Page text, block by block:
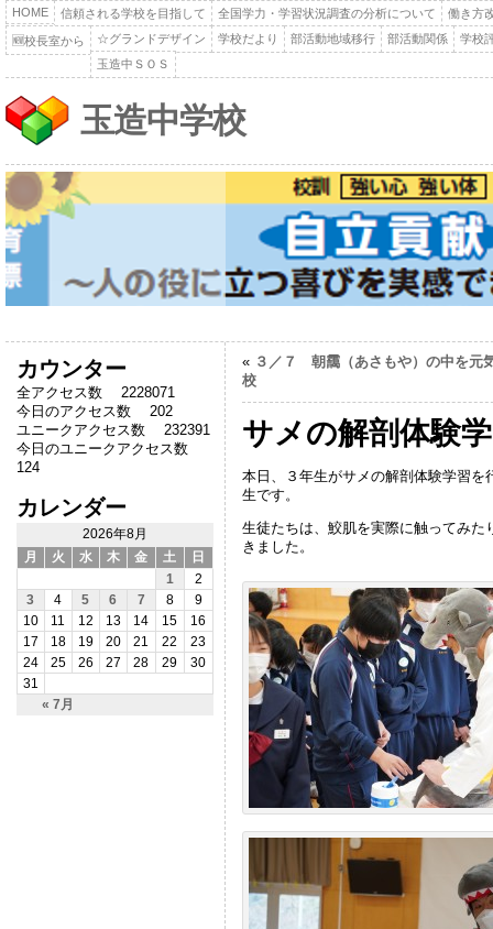
HOME 信頼される学校を目指して 全国学力・学習状況調査の分析について 働き方
🆕校長室から ☆グランドデザイン 学校だより 部活動地域移行 部活動関係
学校
玉造中ＳＯＳ
玉造中学校
カウンター
全アクセス数 2228071
今日のアクセス数 202
ユニークアクセス数 232391
今日のユニークアクセス数
124
カレンダー
2026年8月
月
火 水 木 金 土 日
« 7月
1
2
3
4 5 6 7 8
9
10
11 12 13 14 15
16
17
18 19 20 21 22
23
24
25 26 27 28 29
30
31
« ３／７ 朝靄（あさもや）の中を元
校
サメの解剖体験
本日、３年生がサメの解剖体験学習
生です。
生徒たちは、鮫肌を実際に触ってみ
きました。